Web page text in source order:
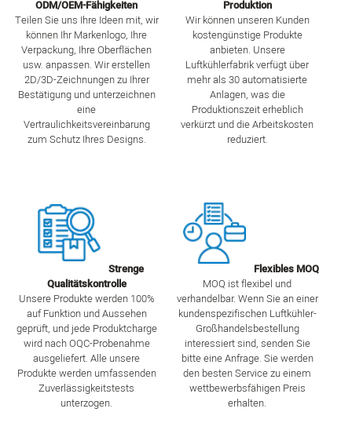
ODM/OEM-Fähigkeiten
Teilen Sie uns Ihre Ideen mit, wir
können Ihr Markenlogo, Ihre
Verpackung, Ihre Oberflächen
usw. anpassen. Wir erstellen
2D/3D-Zeichnungen zu Ihrer
Bestätigung und unterzeichnen
eine
Vertraulichkeitsvereinbarung
zum Schutz Ihres Designs.
Produktion
Wir können unseren Kunden
kostengünstige Produkte
anbieten. Unsere
Luftkühlerfabrik verfügt über
mehr als 30 automatisierte
Anlagen, was die
Produktionszeit erheblich
verkürzt und die Arbeitskosten
reduziert.
Strenge
Qualitätskontrolle
Unsere Produkte werden 100%
auf Funktion und Aussehen
geprüft, und jede Produktcharge
wird nach OQC-Probenahme
ausgeliefert. Alle unsere
Produkte werden umfassenden
Zuverlässigkeitstests
unterzogen.
Flexibles MOQ
MOQ ist flexibel und
verhandelbar. Wenn Sie an einer
kundenspezifischen Luftkühler-
Großhandelsbestellung
interessiert sind, senden Sie
bitte eine Anfrage. Sie werden
den besten Service zu einem
wettbewerbsfähigen Preis
erhalten.